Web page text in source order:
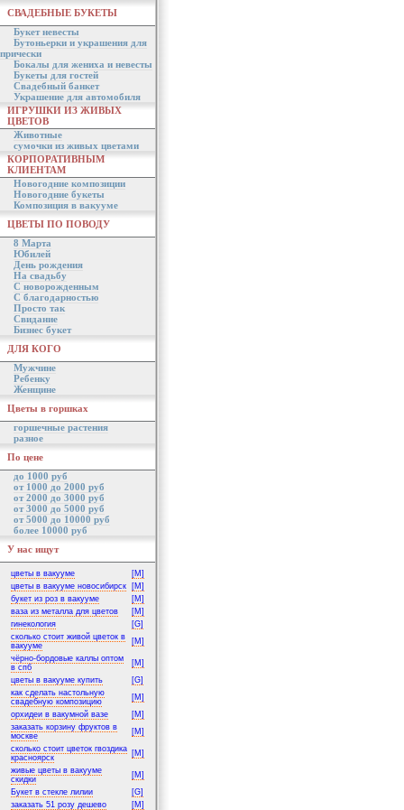
СВАДЕБНЫЕ БУКЕТЫ
Букет невесты
Бутоньерки и украшения для
прически
Бокалы для жениха и невесты
Букеты для гостей
Свадебный банкет
Украшение для автомобиля
ИГРУШКИ ИЗ ЖИВЫХ
ЦВЕТОВ
Животные
сумочки из живых цветами
КОРПОРАТИВНЫМ
КЛИЕНТАМ
Новогодние композиции
Новогодние букеты
Композиция в вакууме
ЦВЕТЫ ПО ПОВОДУ
8 Марта
Юбилей
День рождения
На свадьбу
С новорожденным
С благодарностью
Просто так
Свидание
Бизнес букет
ДЛЯ КОГО
Мужчине
Ребенку
Женщине
Цветы в горшках
горшечные растения
разное
По цене
до 1000 руб
от 1000 до 2000 руб
от 2000 до 3000 руб
от 3000 до 5000 руб
от 5000 до 10000 руб
более 10000 руб
У нас ищут
цветы в вакууме
[M]
цветы в вакууме новосибирск
[M]
букет из роз в вакууме
[M]
ваза из металла для цветов
[M]
гинекология
[G]
сколько стоит живой цветок в
вакууме
[M]
чёрно-бордовые каллы оптом
в спб
[M]
цветы в вакууме купить
[G]
как сделать настольную
свадебную композицию
[M]
орхидеи в вакумной вазе
[M]
заказать корзину фруктов в
москве
[M]
сколько стоит цветок гвоздика
красноярск
[M]
живые цветы в вакууме
скидки
[M]
Букет в стекле лилии
[G]
заказать 51 розу дешево
[M]